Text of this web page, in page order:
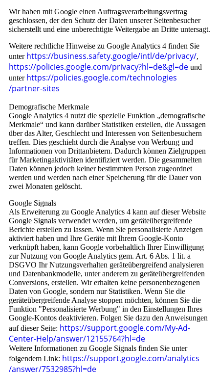
Wir haben mit Google einen Auftragsverarbeitungsvertrag
geschlossen, der den Schutz der Daten unserer Seitenbesucher
sicherstellt und eine unberechtigte Weitergabe an Dritte untersagt.
Weitere rechtliche Hinweise zu Google Analytics 4 finden Sie
unter https://business.safety.google/intl/de/privacy/,
https://policies.google.com/privacy?hl=de&gl=de und
unter https://policies.google.com/technologies
/partner-sites
Demografische Merkmale
Google Analytics 4 nutzt die spezielle Funktion „demografische
Merkmale“ und kann darüber Statistiken erstellen, die Aussagen
über das Alter, Geschlecht und Interessen von Seitenbesuchern
treffen. Dies geschieht durch die Analyse von Werbung und
Informationen von Drittanbietern. Dadurch können Zielgruppen
für Marketingaktivitäten identifiziert werden. Die gesammelten
Daten können jedoch keiner bestimmten Person zugeordnet
werden und werden nach einer Speicherung für die Dauer von
zwei Monaten gelöscht.
Google Signals
Als Erweiterung zu Google Analytics 4 kann auf dieser Website
Google Signals verwendet werden, um geräteübergreifende
Berichte erstellen zu lassen. Wenn Sie personalisierte Anzeigen
aktiviert haben und Ihre Geräte mit Ihrem Google-Konto
verknüpft haben, kann Google vorbehaltlich Ihrer Einwilligung
zur Nutzung von Google Analytics gem. Art. 6 Abs. 1 lit. a
DSGVO Ihr Nutzungsverhalten geräteübergreifend analysieren
und Datenbankmodelle, unter anderem zu geräteübergreifenden
Conversions, erstellen. Wir erhalten keine personenbezogenen
Daten von Google, sondern nur Statistiken. Wenn Sie die
geräteübergreifende Analyse stoppen möchten, können Sie die
Funktion "Personalisierte Werbung" in den Einstellungen Ihres
Google-Kontos deaktivieren. Folgen Sie dazu den Anweisungen
auf dieser Seite: https://support.google.com/My-Ad-
Center-Help/answer/12155764?hl=de
Weitere Informationen zu Google Signals finden Sie unter
folgendem Link: https://support.google.com/analytics
/answer/7532985?hl=de